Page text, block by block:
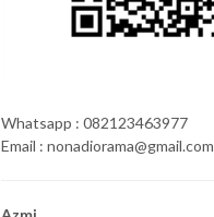
Whatsapp : 082123463977
Email : nonadiorama@gmail.com